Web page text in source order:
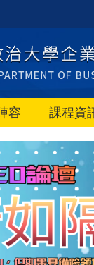
容 課程資